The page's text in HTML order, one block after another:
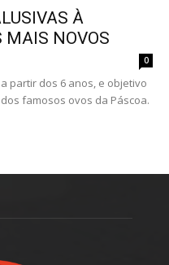
À
MAIS NOVOS
0
partir dos 6 anos, e objetivo
famosos ovos da Páscoa.